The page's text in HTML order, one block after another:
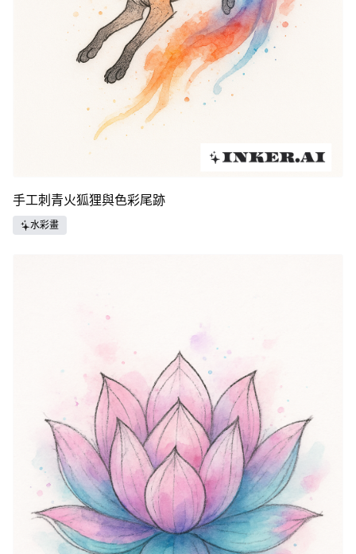
手工刺青火狐狸與色彩尾跡
水彩畫